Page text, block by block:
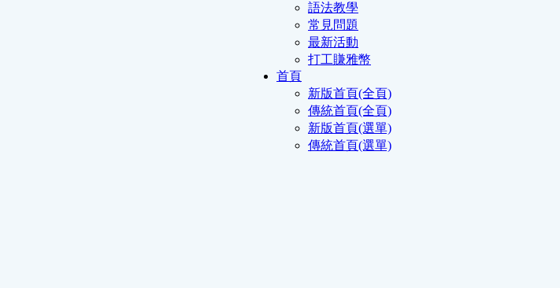
語法教學
常見問題
最新活動
打工賺雅幣
首頁
新版首頁(全頁)
傳統首頁(全頁)
新版首頁(選單)
傳統首頁(選單)